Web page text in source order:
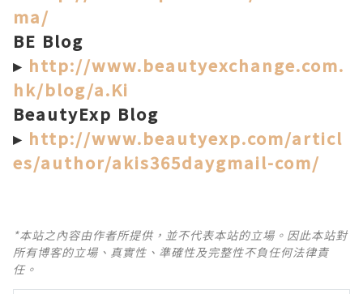
ma/
BE Blog
▸ http://www.beautyexchange.com.
hk/blog/a.Ki
BeautyExp Blog
▸ http://www.beautyexp.com/articl
es/author/akis365daygmail-com/
*本站之內容由作者所提供，並不代表本站的立場。因此本站對
所有博客的立場、真實性、準確性及完整性不負任何法律責
任。